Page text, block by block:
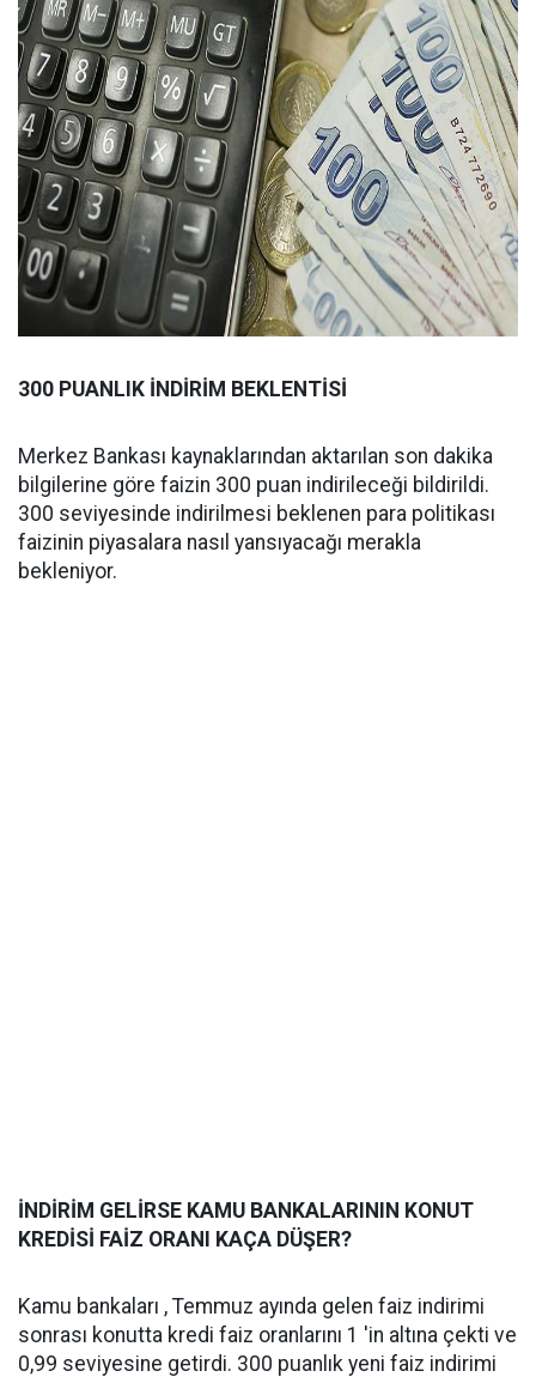
300 PUANLIK İNDİRİM BEKLENTİSİ
Merkez Bankası kaynaklarından aktarılan son dakika
bilgilerine göre faizin 300 puan indirileceği bildirildi.
300 seviyesinde indirilmesi beklenen para politikası
faizinin piyasalara nasıl yansıyacağı merakla
bekleniyor.
İNDİRİM GELİRSE KAMU BANKALARININ KONUT
KREDİSİ FAİZ ORANI KAÇA DÜŞER?
Kamu bankaları , Temmuz ayında gelen faiz indirimi
sonrası konutta kredi faiz oranlarını 1 'in altına çekti ve
0,99 seviyesine getirdi. 300 puanlık yeni faiz indirimi